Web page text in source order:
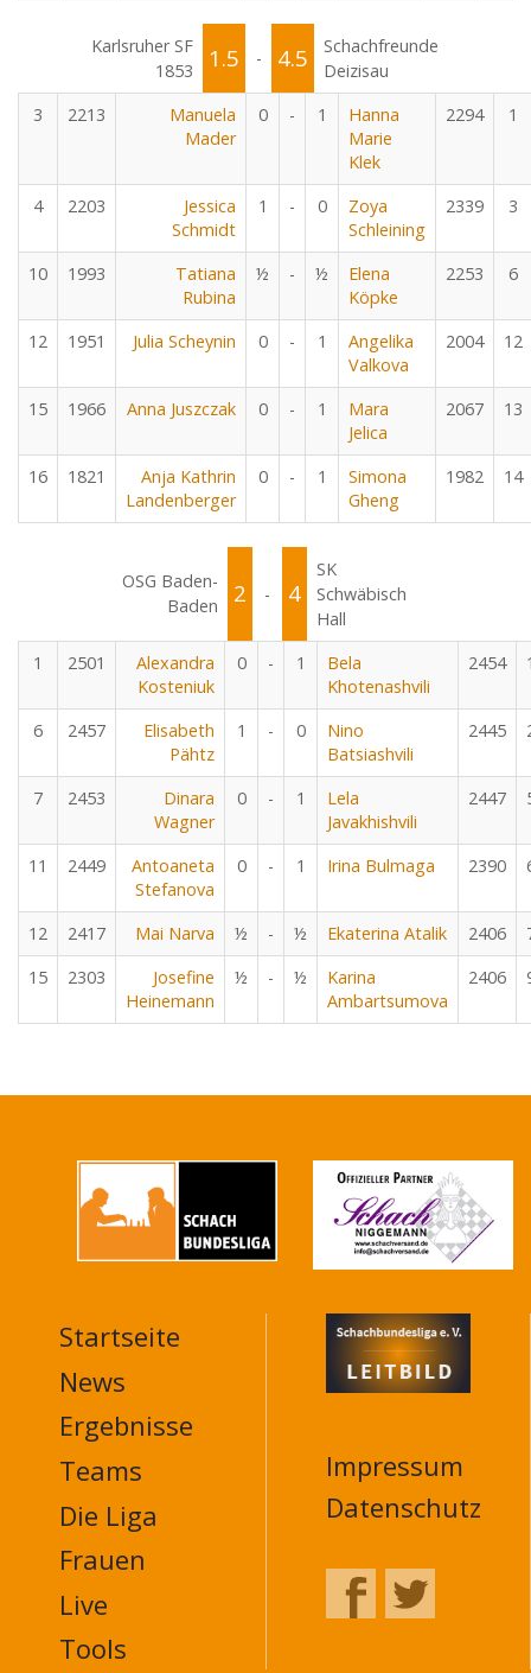
Karlsruher SF
1853
1.5 - 4.5
Schachfreunde
Deizisau
3
2213
Manuela
Mader
0 - 1
Hanna
Marie
Klek
2294 1
4 2203
Jessica
Schmidt
1 - 0
Zoya
Schleining
2339 3
10 1993
Tatiana
Rubina
½ - ½
Elena
Köpke
2253 6
12 1951 Julia Scheynin 0 - 1
Angelika
Valkova
2004 12
15 1966 Anna Juszczak 0 - 1
Mara
Jelica
2067 13
16 1821
Anja Kathrin
Landenberger
0 - 1
Simona
Gheng
1982 14
OSG Baden-
Baden
2 - 4
SK
Schwäbisch
Hall
1
2501
Alexandra
Kosteniuk
0 - 1
Bela
Khotenashvili
2454
6 2457
Elisabeth
Pähtz
1 - 0
Nino
Batsiashvili
2445
7 2453
Dinara
Wagner
0 - 1
Lela
Javakhishvili
2447
11 2449
Antoaneta
Stefanova
0 - 1 Irina Bulmaga 2390
12 2417 Mai Narva ½ - ½ Ekaterina Atalik 2406
15
2303
Josefine
Heinemann
½ - ½
Karina
Ambartsumova
2406
MAIN
NAVIGATION
FOOTER
Startseite
News
Ergebnisse
Teams
Die Liga
Frauen
Live
Tools
Impressum
Datenschutz